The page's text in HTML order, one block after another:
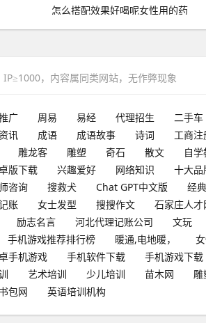
怎么搭配效果好喝呢女性用的药
IP≥1000，内容属同类网站，无作弊现象
广 周易 易经 代理招生 二手车
讯 成语 成语故事 诗词 工商注
雕龙客 雕塑 奇石 散文 自
版下载 兴趣爱好 网络知识 十大品
咨询 搜救犬 Chat GPT中文版 经
账 女士发型 搜搜作文 石家庄人才
励志名言 河北代理记账公司 文玩
手机游戏推荐排行榜 暖通,电地暖，
手机游戏 手机软件下载 手机游戏下载
艺术培训 少儿培训 苗木网 雕
包网 英语培训机构